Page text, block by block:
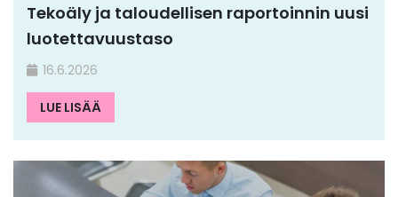
Tekoäly ja taloudellisen raportoinnin uusi
luotettavuustaso
16.6.2026
LUE LISÄÄ